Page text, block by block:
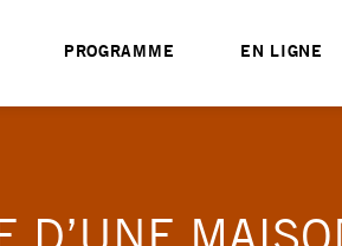
PROGRAMME EN LIGNE